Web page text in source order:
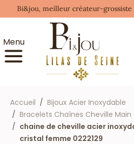
Bi&jou, meilleur créateur-grossiste
Menu
Accueil
Bijoux Acier Inoxydable
Bracelets Chaînes Cheville Main
chaine de cheville acier
cristal femme 0222129